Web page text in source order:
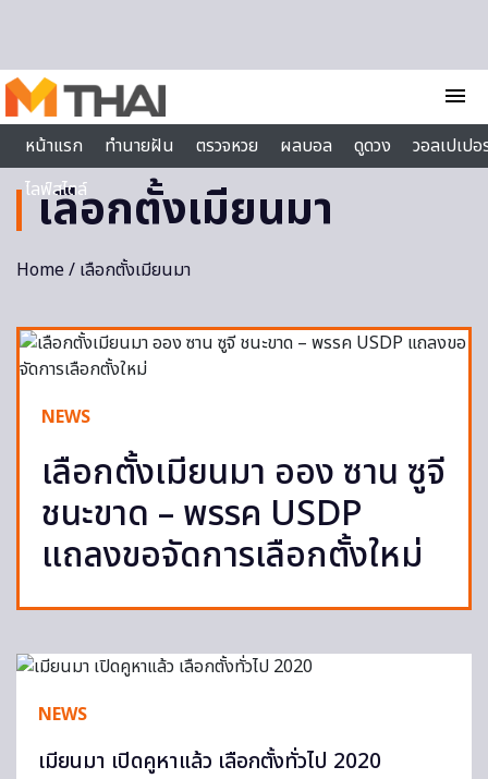
menu
หน้าแรก
ทำนายฝัน ตรวจหวย ผลบอล ดูดวง
วอลเปเป
ไลฟ์สไตล์
เลือกตั้งเมียนมา
Home/ เลือกตั้งเมียนมา
NEWS
เลือกตั้งเมียนมา ออง ซาน ซูจี
ชนะขาด – พรรค USDP
แถลงขอจัดการเลือกตั้งใหม่
NEWS
เมียนมา เปิดคูหาแล้ว เลือกตั้งทั่วไป 2020